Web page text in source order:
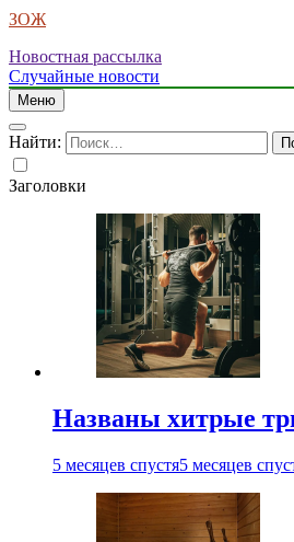
ЗОЖ
Новостная рассылка
Случайные новости
Меню
Найти:
Заголовки
Названы хитрые
5 месяцев спустя5 месяцев